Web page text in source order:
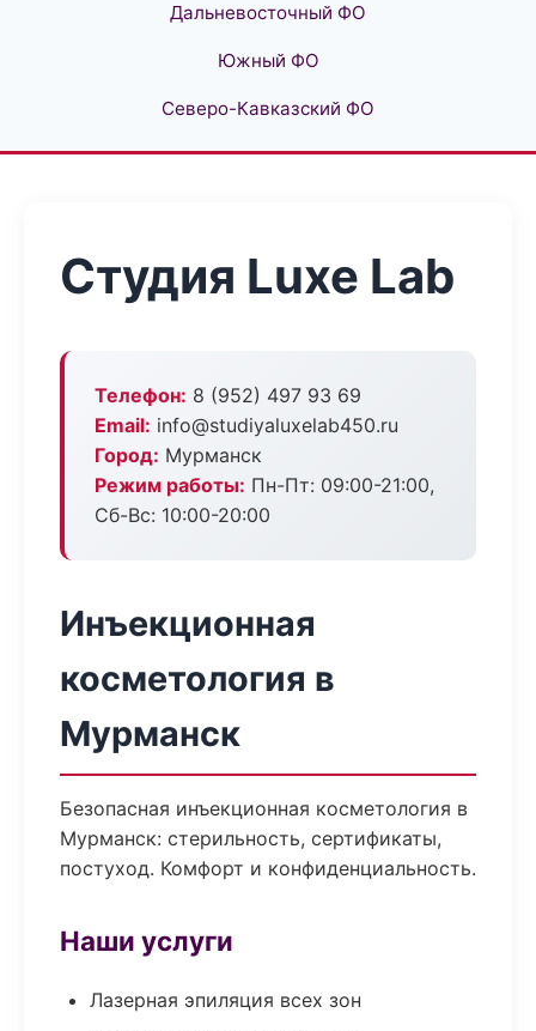
Дальневосточный ФО
Южный ФО
Северо-Кавказский ФО
Студия Luxe Lab
Телефон: 8 (952) 497 93 69
Email: info@studiyaluxelab450.ru
Город: Мурманск
Режим работы: Пн-Пт: 09:00-21:00,
Сб-Вс: 10:00-20:00
Инъекционная
косметология в
Мурманск
Безопасная инъекционная косметология в
Мурманск: стерильность, сертификаты,
постуход. Комфорт и конфиденциальность.
Наши услуги
Лазерная эпиляция всех зон